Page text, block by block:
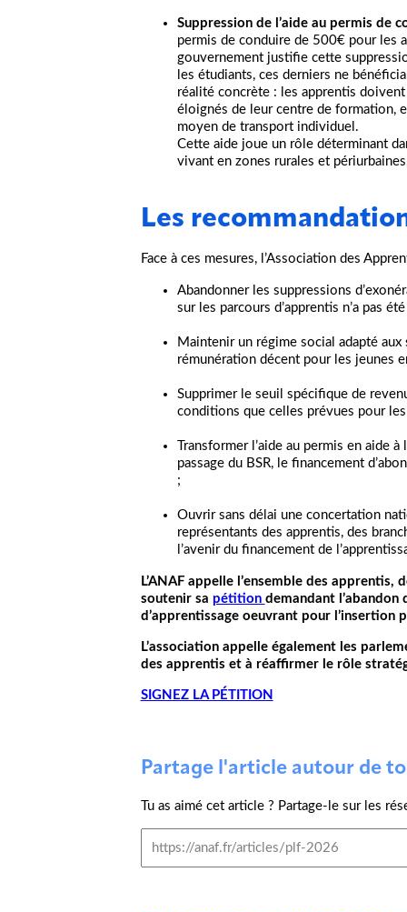
Suppression de l’aide au permis de
permis de conduire de 500€ pour les
gouvernement justifie cette
les étudiants, ces derniers ne
réalité concrète : les apprentis
éloignés de leur centre de formation,
moyen de transport individuel.
Cette aide joue un rôle déterminant
vivant en zones rurales et
Les
Face à ces mesures, l’Association des
Abandonner les suppressions
sur les parcours d’apprentis n’a pas
Maintenir un régime social adapté
rémunération décent pour les jeunes
Supprimer le seuil spécifique de
conditions que celles prévues pour
Transformer l’aide au permis en aide
passage du BSR, le financement
;
Ouvrir sans délai une concertation
représentants des apprentis, des
l’avenir du financement de
L’ANAF appelle l’ensemble des
soutenir sa pétition demandant
d’apprentissage oeuvrant pour l’insertion
L’association appelle également les
des apprentis et à réaffirmer le rôle
SIGNEZ LA PÉTITION
Partage l'article autour de
Tu as aimé cet article ? Partage-le sur les